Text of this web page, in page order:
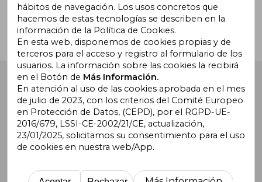
Ir a Centro de Soporte
Buscalibre España. Calle Energía, 65, Nave 3 (08940),
Cornellà de Llobregat, Barcelona. Derechos Reservados.
Buscalibre Argentina| Buscalibre Chile
Buscalibre Uruguay|Buscalibre México|Buscalibre
hábitos de navegación. Los usos concretos que
hacemos de estas tecnologías se describen en la
información de la Política de Cookies.
En esta web, disponemos de cookies propias y de
terceros para el acceso y registro al formulario de los
usuarios. La información sobre las cookies la recibirá
en el Botón de Más Información.
En atención al uso de las cookies aprobada en el mes
de julio de 2023, con los criterios del Comité Europeo
en Protección de Datos, (CEPD), por el RGPD-UE-
2016/679, LSSI-CE-2002/21/CE, actualización,
23/01/2025, solicitamos su consentimiento para el uso
de cookies en nuestra web/App.